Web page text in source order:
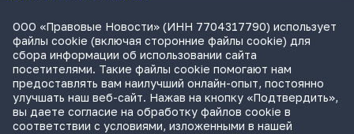
ФАС раскрыла схему ограничения конкуренции в СРО
«Единство»
Практика
, 14:08
Суд снял арбитражную оговорку по просьбе иностранного
истца
Практика
, 13:11
ООО «Правовые Новости» (ИНН 7704317790) использует
файлы cookie (включая сторонние файлы cookie) для
сбора информации об использовании сайта
посетителями. Такие файлы cookie помогают нам
предоставлять вам наилучший онлайн-опыт, постоянно
улучшать наш веб-сайт. Нажав на кнопку «Подтвердить»,
вы даете согласие на обработку файлов cookie в
соответствии с условиями, изложенными в нашей